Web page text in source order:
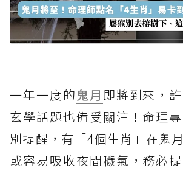
一年一度的 鬼月 即將到來，
玄學話題也備受關注！命理
別提醒，有「4個生肖」在鬼
或容易吸收夜間穢氣，務必